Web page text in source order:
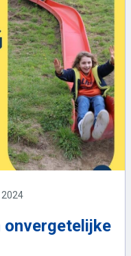
onvergetelijke